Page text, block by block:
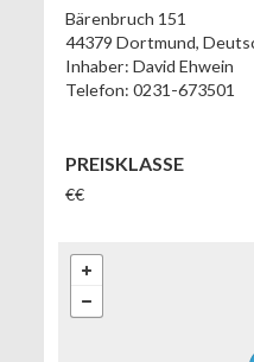
Bärenbruch 151
44379 Dortmund,
Inhaber: David Ehwein
Telefon: 0231-673501
PREISKLASSE
€€